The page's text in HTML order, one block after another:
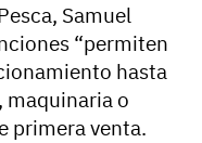
Samuel
“permiten
hasta
maquinaria o
primera venta.